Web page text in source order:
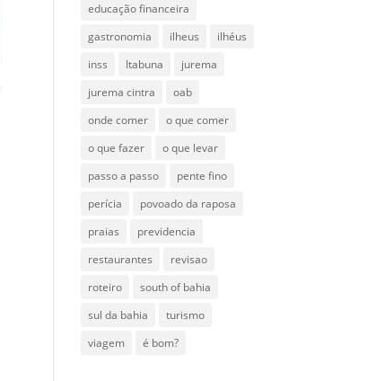
educação financeira
gastronomia
ilheus
ilhéus
inss
Itabuna
jurema
jurema cintra
oab
onde comer
o que comer
o que fazer
o que levar
passo a passo
pente fino
perícia
povoado da raposa
praias
previdencia
restaurantes
revisao
roteiro
south of bahia
sul da bahia
turismo
viagem
é bom?